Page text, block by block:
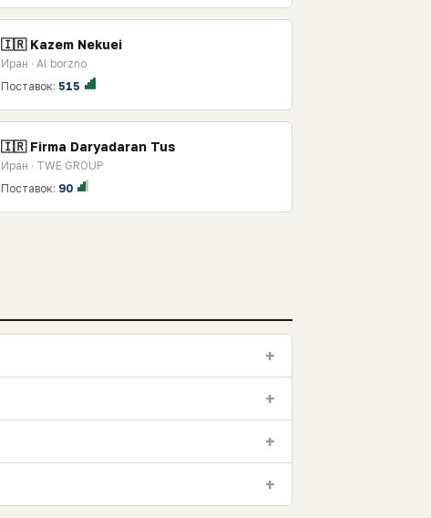
🇮🇷 Kazem Nekuei
Иран · Al borzno
Поставок: 515
🇮🇷 Firma Daryadaran Tus
Иран · TWE GROUP
Поставок: 90
+
+
+
+